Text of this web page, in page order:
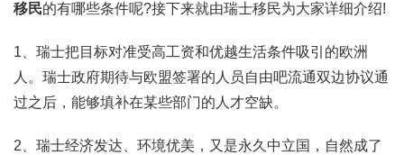
移民的有哪些条件呢?接下来就由瑞士移民为大家详细介绍!
1、瑞士把目标对准受高工资和优越生活条件吸引的欧洲
人。瑞士政府期待与欧盟签署的人员自由吧流通双边协议通
过之后，能够填补在某些部门的人才空缺。
2、瑞士经济发达、环境优美，又是永久中立国，自然成了